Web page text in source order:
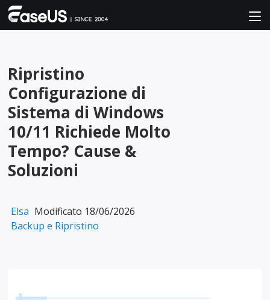
Ripristino
Configurazione di
Sistema di Windows
10/11 Richiede Molto
Tempo? Cause &
Soluzioni
Elsa Modificato 18/06/2026
Backup e Ripristino